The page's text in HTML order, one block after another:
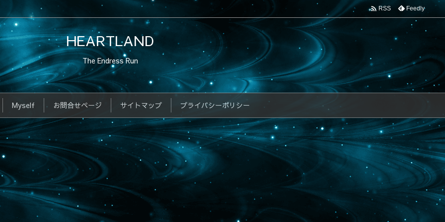
HEARTLAND
The Endress Run
Myself お問合せページ サイトマップ プライバシーポリシー
 RSS Feedly